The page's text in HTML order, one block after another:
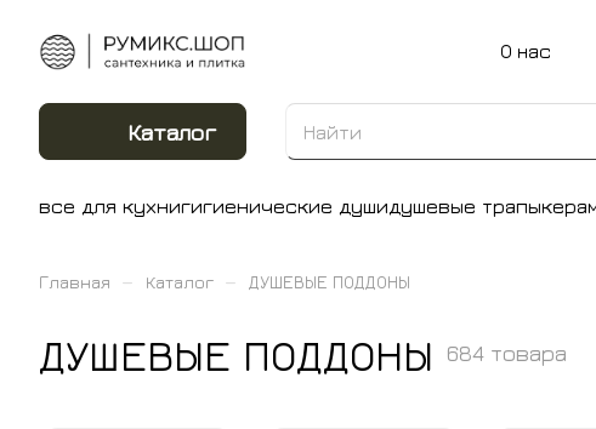
О нас
Каталог
все для кухнигигиенические душидушевые трапы
Главная – Каталог – ДУШЕВЫЕ ПОДДОНЫ
ДУШЕВЫЕ ПОДДОНЫ 684 товара